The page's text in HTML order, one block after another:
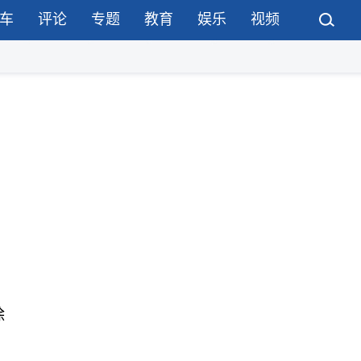
评论 专题 教育 娱乐 视频